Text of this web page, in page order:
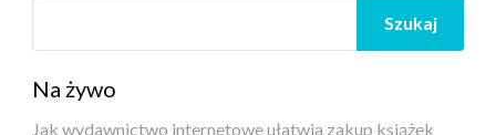
Szukaj
Na żywo
Jak wydawnictwo internetowe ułatwia zakup książek